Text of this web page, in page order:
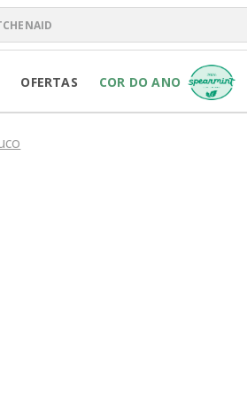
JAR
OFERTAS COR DO ANO